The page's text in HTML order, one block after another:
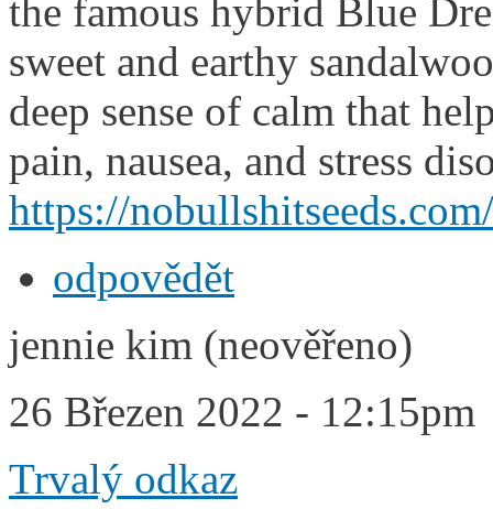
the famous hybrid Blue
sweet and earthy
deep sense of calm that
pain, nausea, and stress
https://
odpovědět
jennie kim (neověřeno)
26 Březen 2022 - 12:15pm
Trvalý odkaz